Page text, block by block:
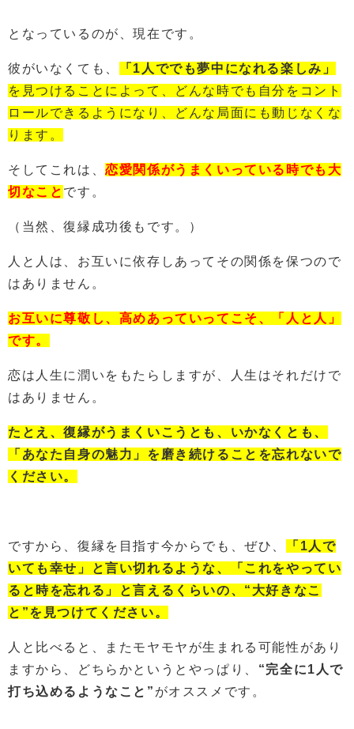
となっているのが、現在です。
彼がいなくても、
「1人ででも夢中になれる楽しみ」
を見つけることによって、どんな時でも自分をコント
ロールできるようになり、どんな局面にも動じなくな
ります。
そしてこれは、恋愛関係がうまくいっている時でも大
切なこと です。
（当然、復縁成功後もです。）
人と人は、お互いに依存しあってその関係を保つので
はありません。
お互いに尊敬し、高めあっていってこそ、「人と人」
です。
恋は人生に潤いをもたらしますが、人生はそれだけで
はありません。
たとえ、復縁がうまくいこうとも、いかなくとも、
「あなた自身の魅力」を磨き続けることを忘れないで
ください。
ですから、復縁を目指す今からでも、ぜひ、
「1人で
いても幸せ」と言い切れるような、「これをやってい
ると時を忘れる」と言えるくらいの、“大好きなこ
と”を見つけてください。
人と比べると、またモヤモヤが生まれる可能性があり
ますから、どちらかというとやっぱり、 “完全に1人で
打ち込めるようなこと” がオススメです。